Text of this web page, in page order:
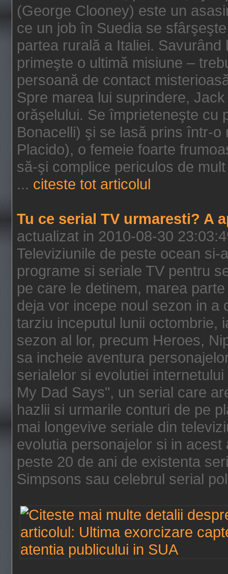
(George Clooney) este un
ce un job în Suedia se
partea rurală a Italiei.
primeşte o ultimă misiune –
persoană de contact
Spre marea lui suprindere,
orăşelului. Se împrieteneşte cu
Bonacelli) şi se lasă prins într-
Placido), o femeie foarte
să-şi complice periculos de
... citeste tot articolul
Tu ce serial TV urmaresti? A
actualizat in 2010-08-30
Televiziunile de peste ocean si-
programe si seriale TV pentru
pe care le detinem, marea
deja vor incepe noul sezon in a
tarziu inceputul lunii octombrie,
sezon al lor, precum Heroes,
sa incheie aventura
serialelor si evolutiei
My Dad Says", un serial care
hazlii si urmarile conturi de pe
mai longevive seriale din
evolutia personajelor si in
peste 20 de ani de existenta
Simpsons sau celebrul serial